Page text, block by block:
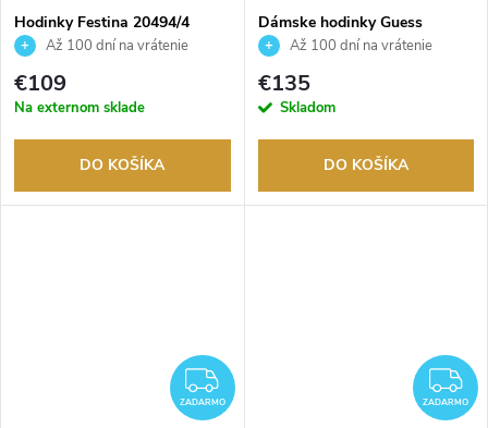
Hodinky Festina 20494/4
Až 100 dní na vrátenie
tovaru. Autorizovaný predajca.
€109
Na externom sklade
DO KOŠÍKA
Dámske hodinky Guess
GW0683L1
Až 100 dní na vrátenie
tovaru. Autorizovaný predajca.
€135
Skladom
DO KOŠÍKA
ZADARMO
ZADARMO ZADARMO